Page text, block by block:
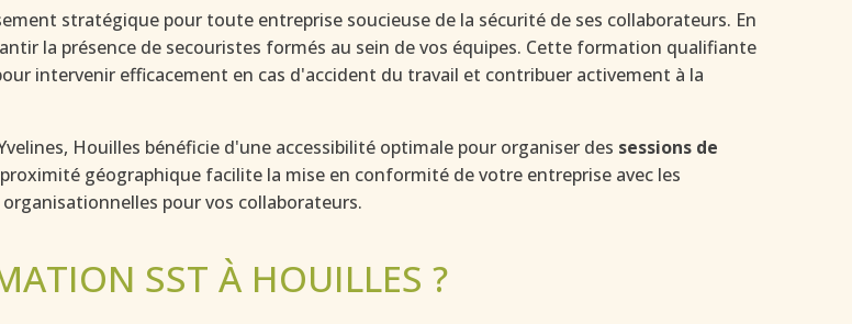
stratégique pour toute entreprise soucieuse de la sécurité de ses collaborateurs. En
la présence de secouristes formés au sein de vos équipes. Cette formation qualifiante
intervenir efficacement en cas d'accident du travail et contribuer activement à la
Houilles bénéficie d'une accessibilité optimale pour organiser des sessions de
géographique facilite la mise en conformité de votre entreprise avec les
pour vos collaborateurs.
SST À HOUILLES ?